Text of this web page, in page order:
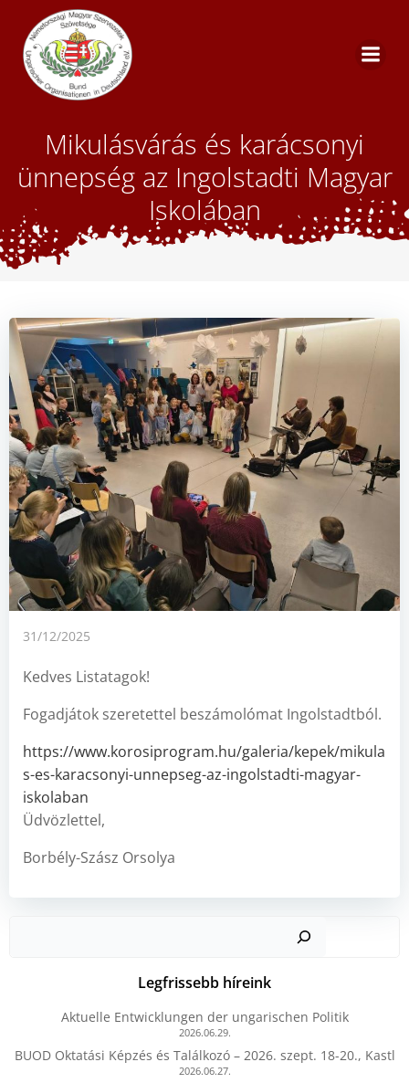
Mikulásvárás és karácsonyi
ünnepség az Ingolstadti Magyar
Iskolában
31/12/2025
Kedves Listatagok!
Fogadjátok szeretettel beszámolómat Ingolstadtból.
https://www.korosiprogram.hu/galeria/kepek/mikula
s-es-karacsonyi-unnepseg-az-ingolstadti-magyar-
iskolaban
Üdvözlettel,
Borbély-Szász Orsolya
Legfrissebb híreink
Aktuelle Entwicklungen der ungarischen Politik
2026.06.29.
BUOD Oktatási Képzés és Találkozó – 2026. szept. 18-20., Kastl
2026.06.27.